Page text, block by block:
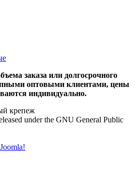
заказа или долгосрочного
оптовыми клиентами, цены
индивидуально.
крепеж
under the GNU General Public